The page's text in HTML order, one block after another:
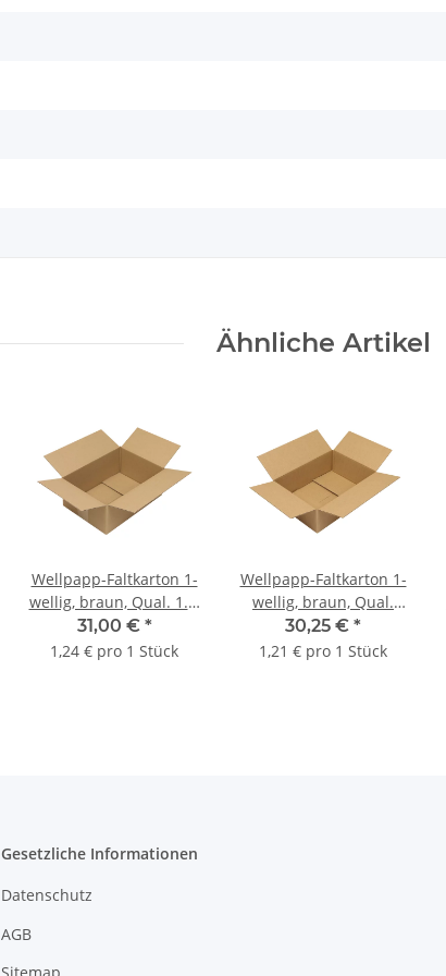
Ähnliche Artikel
Wellpapp-Faltkarton 1-
wellig, braun, Qual. 1.2,
DIN A4 | 305 x 215 x
120 mm (L x B x H)
31,00 € *
1,24 € pro 1 Stück
Wellpapp-Faltkarton 1-
wellig, braun, Qual.
1.20, DIN A4 | 305 x 215
x 90 mm (L x B x H)
30,25 € *
1,21 € pro 1 Stück
Gesetzliche Informationen
Datenschutz
AGB